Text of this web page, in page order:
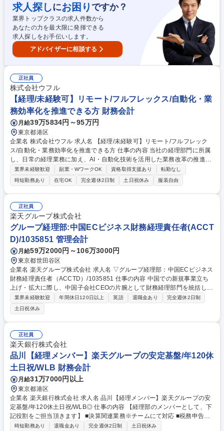
ことができる方を求めています。 ＜主な業務＞■経理部:日経単体の会計･
税務･予算･決算関連業務(会計処理相談など担当部門との協業や会計シス
テムの運用業務なども含みます) ■連結会計部:日経グループの連結会計業
務 ■財務部：資金繰り、資金調達･運用、支払･入金管理業務 募集職種
【経理（財務本部）】在宅勤務あり/キャリアアップできる環境です！
求人探しにお困り ですか？
業界トップクラスの求人件数から
あなたの力を最大限に発揮できる
求人探しをお手伝いします。
アドバイザーに相談する
正社員
株式会社ウフル
【経理/未経験可】リモート/フルフレックス/自動化・業
務効率化を推進できる方 財務会計
月給39万5834円～95万円
東京都港区
企業名 株式会社ウフル 求人名 【経理/未経験可】リモート/フルフレック
ス/自動化・業務効率化を推進できる方 仕事の内容 当社の経理部門に所属
し、日常の経理業務に加え、AI・自動化技術を活用した業務改革の推進を
担っていただきます。経理未経験でもの場合でも、業務知識を主体的に学
ぶ意欲のある方であれば応募可能です！ 【魅力】 ■業務理解と技術理解の
両方を深めながら、AI時代における次世代型コーポレート人材として成長
できるポジションです。 ■10時始業、リモート併用可、フルフレックスと
柔軟な働き方が可能です。 募集職種 【経理/未経験可】リモート/フルフレ
ックス/自動化・業務効率化を推進できる方
業界未経験歓迎 副業・WワークOK 資格取得支援あり
転勤なし
時短勤務あり
在宅OK 完全週休2日制 土日祝休み 服装自由
正社員
楽天グループ株式会社
グループ経理部:中国ECビジネス財務経理責任者(ACCT
D)/1035851 管理会計
月給59万2000円～106万3000円
東京都世田谷区
企業名 楽天グループ株式会社 求人名 ▽グループ経理部：中国ECビジネス
財務経理責任者（ACCTD）/1035851 仕事の内容 中国での新規事業立ち
上げ・拡大に際し、中国子会社CEOの片腕として財務経理部門を統括し、
また、本社財務経理ディビジョンの一員として、グローバルな事業拡大を
財務・経理面から支えるメンバーを募集します。 中国上海にある子会社の
CFOまたは財務経理部長のポジションとして、 ■中国子会社の財務経理プ
ロセス全般の構築 ■財務経理オペレーションのガバナンス構築 ■予実管理
等の管理会計全般 ■海外におけるEC事業拡大の推進サポート ※本社財務
経理ディビジョンの一員として、一子会社の経理業務のみでなく、グロー
バルな事業拡大を、財務経理面から支えるミッションを担って頂きます。
募集職種 ▽グループ経理部：中国ECビジネス財務経理責任者（ACCT
D）/1035851
業界未経験歓迎 年間休日120日以上 英語 退職金あり
完全週休2日制
土日祝休み
正社員
楽天銀行株式会社
品川【経理メンバー】楽天グループの安定基盤/年120休
土日祝/WLB 財務会計
月給31万7000円以上
東京都港区
企業名 楽天銀行株式会社 求人名 品川【経理メンバー】楽天グループの安
定基盤/年120休土日祝/WLB◎ 仕事の内容 【経理部のメンバーとして、下
記役割をご担当頂きます】 ■決算関連業務※チームにて対応 ■税務申告、
各種報告書作成 【具体的には】■月次・四半期・年度決算（財務諸表作
時短勤務あり 退職金あり 完全週休2日制 土日祝休み